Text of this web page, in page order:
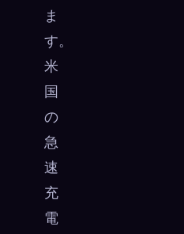
ま
す。
米
国
の
急
速
充
電